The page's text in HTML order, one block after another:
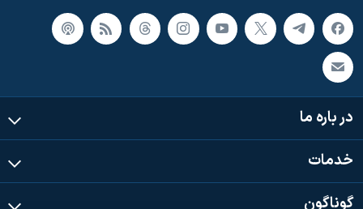
در باره ما
خدمات
گوناگون